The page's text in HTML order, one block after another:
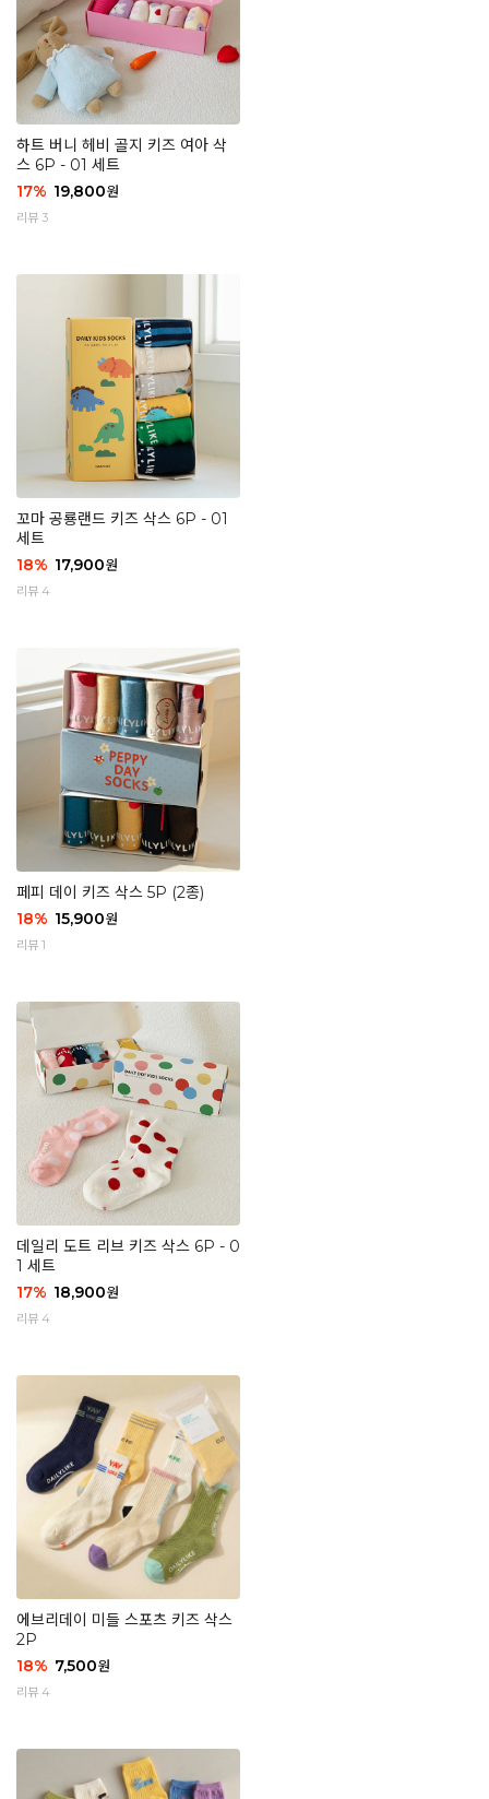
하트 버니 헤비 골지 키즈 여아 삭
스 6P - 01 세트
17% 19,800원
리뷰 3
꼬마 공룡랜드 키즈 삭스 6P - 01
세트
18% 17,900원
리뷰 4
페피 데이 키즈 삭스 5P (2종)
18% 15,900원
리뷰 1
데일리 도트 리브 키즈 삭스 6P - 0
1 세트
17% 18,900원
리뷰 4
에브리데이 미들 스포츠 키즈 삭스
2P
18% 7,500원
리뷰 4